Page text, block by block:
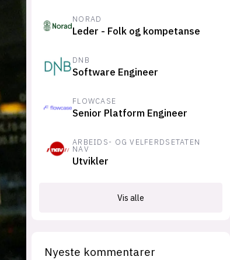
NORAD
Leder - Folk og kompetanse
DNB
Software Engineer
FLOWCASE
Senior Platform Engineer
ARBEIDS- OG VELFERDSETATEN
NAV
Utvikler
Vis alle
Nyeste kommentarer